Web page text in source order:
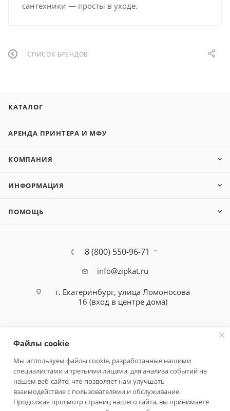
сантехники — просты в уходе.
СПИСОК БРЕНДОВ
КАТАЛОГ
АРЕНДА ПРИНТЕРА И МФУ
КОМПАНИЯ
ИНФОРМАЦИЯ
ПОМОЩЬ
8 (800) 550-96-71
info@zipkat.ru
г. Екатеринбург, улица Ломоносова
16 (вход в центре дома)
Политика конфиденциальности
Файлы cookie
Мы используем файлы cookie, разработанные нашими
специалистами и третьими лицами, для анализа событий на
нашем веб-сайте, что позволяет нам улучшать
взаимодействие с пользователями и обслуживание.
Продолжая просмотр страниц нашего сайта, вы принимаете